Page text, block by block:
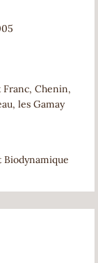
Chenin,
les Gamay
Biodynamique